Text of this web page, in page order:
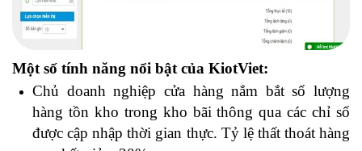
Một số tính năng nổi bật của KiotViet:
Chủ doanh nghiệp cửa hàng nắm bắt số lượng
hàng tồn kho trong kho bãi thông qua các chỉ số
được cập nhập thời gian thực. Tỷ lệ thất thoát hàng